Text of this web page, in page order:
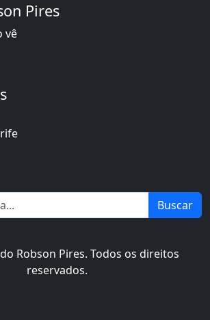
Pires
vê
Buscar
Robson Pires. Todos os direitos
reservados.